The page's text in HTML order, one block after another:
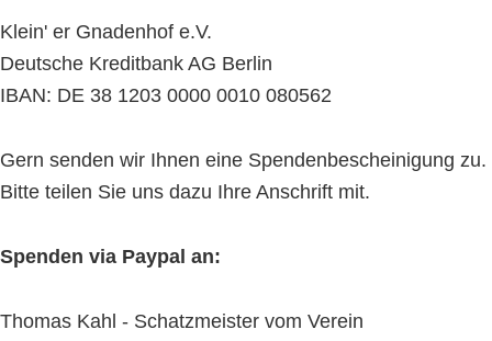
Klein' er Gnadenhof e.V.
Deutsche Kreditbank AG Berlin
IBAN: DE 38 1203 0000 0010 080562
Gern senden wir Ihnen eine Spendenbescheinigung zu.
Bitte teilen Sie uns dazu Ihre Anschrift mit.
Spenden via Paypal an:
Thomas Kahl - Schatzmeister vom Verein